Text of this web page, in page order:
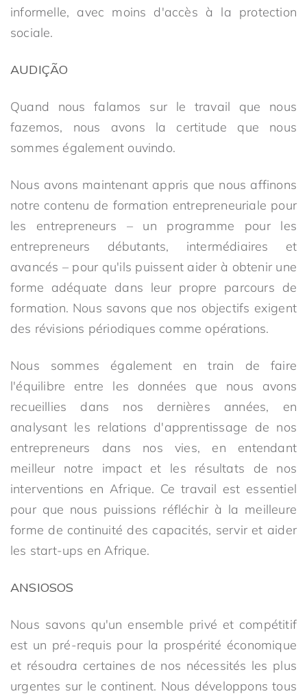
informelle, avec moins d'accès à la protection
sociale.
AUDIÇÃO
Quand nous falamos sur le travail que nous
fazemos, nous avons la certitude que nous
sommes également ouvindo.
Nous avons maintenant appris que nous affinons
notre contenu de formation entrepreneuriale pour
les entrepreneurs – un programme pour les
entrepreneurs débutants, intermédiaires et
avancés – pour qu'ils puissent aider à obtenir une
forme adéquate dans leur propre parcours de
formation. Nous savons que nos objectifs exigent
des révisions périodiques comme opérations.
Nous sommes également en train de faire
l'équilibre entre les données que nous avons
recueillies dans nos dernières années, en
analysant les relations d'apprentissage de nos
entrepreneurs dans nos vies, en entendant
meilleur notre impact et les résultats de nos
interventions en Afrique. Ce travail est essentiel
pour que nous puissions réfléchir à la meilleure
forme de continuité des capacités, servir et aider
les start-ups en Afrique.
ANSIOSOS
Nous savons qu'un ensemble privé et compétitif
est un pré-requis pour la prospérité économique
et résoudra certaines de nos nécessités les plus
urgentes sur le continent. Nous développons tous